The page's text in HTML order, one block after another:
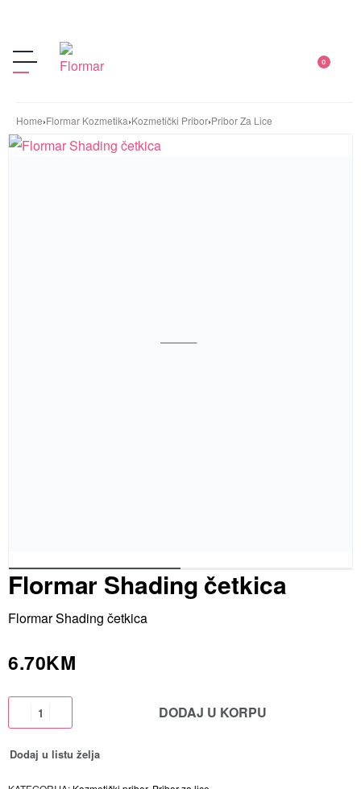
0
Home›Flormar Kozmetika›Kozmetički Pribor›Pribor Za Lice
Flormar Shading četkica
Flormar Shading četkica
6.70KM
DODAJ U KORPU
Dodaj u listu želja